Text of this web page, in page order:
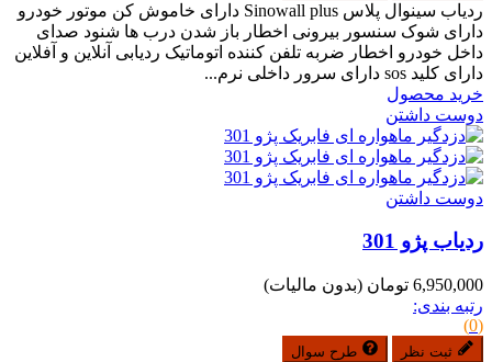
ردیاب سینوال پلاس Sinowall plus دارای خاموش کن موتور خودرو
دارای شوک سنسور بیرونی اخطار باز شدن درب ها شنود صدای
داخل خودرو اخطار ضربه تلفن کننده اتوماتیک ردیابی آنلاین و آفلاین
دارای کلید sos دارای سرور داخلی نرم...
خرید محصول
دوست داشتن
دوست داشتن
ردیاب پژو 301
6,950,000 تومان
(بدون مالیات)
رتبه بندی:
(0)
ثبت نظر طرح سوال